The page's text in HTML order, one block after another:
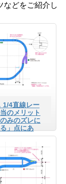
などをご紹介し
4直線レー
のメリット
みのズレに
」点にあ